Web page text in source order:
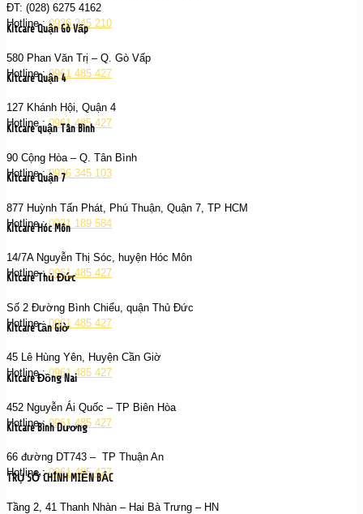
ĐT: (028) 6275 4162
Hotline :0936 345 210
Kitcare Quận Gò Vấp
580 Phan Văn Trị – Q. Gò Vấp
Hotline :0961 485 427
Kitcare Quận 4
127 Khánh Hội, Quận 4
Hotline :0961 485 427
Kitcare quận Tân Bình
90 Cộng Hòa – Q. Tân Bình
Hotline :0936 345 103
Kitcare Quận 7
877 Huỳnh Tấn Phát, Phú Thuận, Quận 7, TP HCM
Hotline :0931 189 584
Kitcare Hóc Môn
14/7A Nguyễn Thị Sóc, huyện Hóc Môn
Hotline :0961 485 427
Kitcare Thủ Đức
Số 2 Đường Bình Chiểu, quận Thủ Đức
Hotline :0961 485 427
Kitcare Cần Giờ
45 Lê Hùng Yên, Huyện Cần Giờ
Hotline :0961 485 427
Kitcare Đồng Nai
452 Nguyễn Ái Quốc – TP Biên Hòa
Hotline :0961 485 427
Kitcare Bình Dương
66 đường DT743 – TP Thuận An
Hotline :0961 485 427
TRỤ SỞ CHÍNH MIỀN BẮC
Tầng 2, 41 Thanh Nhàn – Hai Bà Trưng – HN